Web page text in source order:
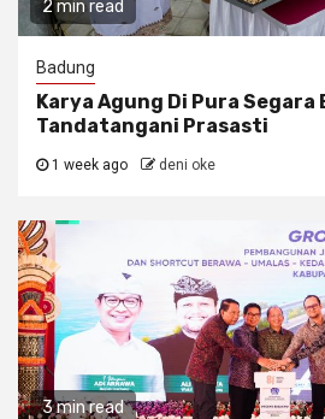
2 min read
Badung
Karya Agung Di Pura
Tandatangani Prasasti
1 week ago deni oke
3 min read